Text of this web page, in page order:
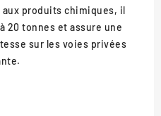
produits chimiques, il
20 tonnes et assure une
sur les voies privées